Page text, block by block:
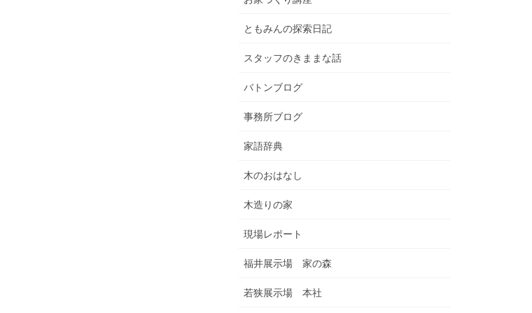
ともみんの探索日記
スタッフのきままな話
バトンブログ
事務所ブログ
家語辞典
木のおはなし
木造りの家
現場レポート
福井展示場 家の森
若狭展示場 本社